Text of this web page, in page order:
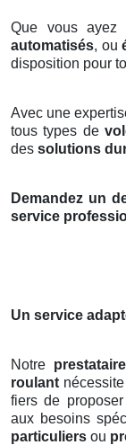
Que vous ayez
automatisés, ou
disposition pour
Avec une
tous types de
des solutions
Demandez un
service
Un service
Notre prestataire
roulant
fiers de
aux besoins
particuliers ou